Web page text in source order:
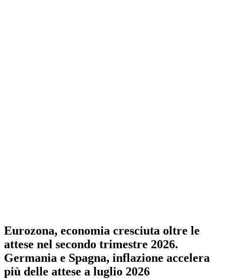
Eurozona, economia cresciuta oltre le
attese nel secondo trimestre 2026.
Germania e Spagna, inflazione accelera
più delle attese a luglio 2026